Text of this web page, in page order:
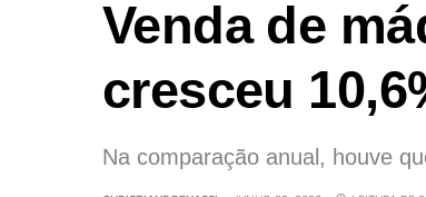
Venda de
cresceu
Na comparação anual, houve